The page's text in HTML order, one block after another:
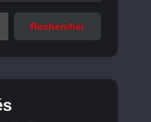
Rechercher